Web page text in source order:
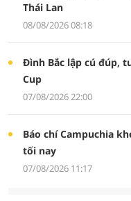
Thái Lan
08/08/2026 08:18
Đình Bắc lập cú đúp,
Cup
07/08/2026 22:00
Báo chí Campuchia
tối nay
07/08/2026 11:17